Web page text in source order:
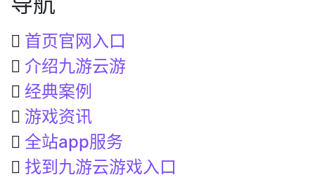
首页官网入口
介绍九游云游
经典案例
游戏资讯
全站app服务
找到九游云游戏入口